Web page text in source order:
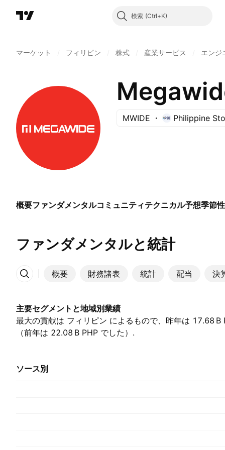
検索
マーケット フィリピン 株式 産業サービス エンジ
MWIDE Philippine
概要ファンダメンタルコミュニティテクニカル予想季節性
ファンダメンタルと統計
概要 財務諸表 統計 配当 決
その他
主要セグメントと地域別業績
最大の貢献は フィリピン によるもので、昨年は ‪17.68 B‬
（前年は ‪22.08 B‬ PHP でした）.
ソース別